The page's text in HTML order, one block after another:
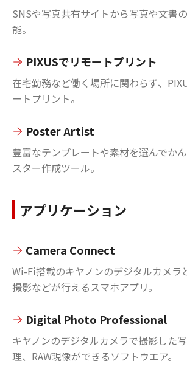
SNSや写真共有サイトから写真や文書
能。
PIXUSでリモートプリント
在宅勤務など働く場所に関わらず、
ートプリント。
Poster Artist
豊富なテンプレートや素材を選んでか
スター作成ツール。
アプリケーション
Camera Connect
Wi-Fi搭載のキヤノンのデジタルカメラ
撮影などが行えるスマホアプリ。
Digital Photo Professional
キヤノンのデジタルカメラで撮影した
理、RAW現像ができるソフトウエア。